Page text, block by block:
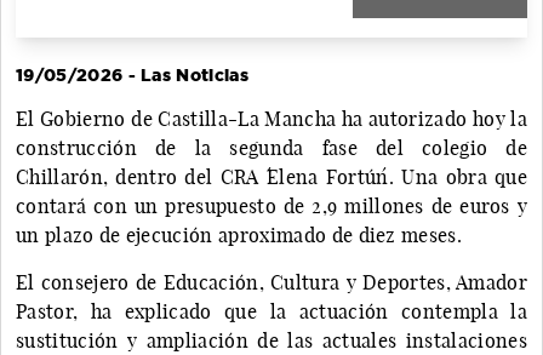
19/05/2026 - Las Noticias
El Gobierno de Castilla-La Mancha ha autorizado hoy la
construcción de la segunda fase del colegio de
Chillarón, dentro del CRA ´Elena Fortún´. Una obra que
contará con un presupuesto de 2,9 millones de euros y
un plazo de ejecución aproximado de diez meses.
El consejero de Educación, Cultura y Deportes, Amador
Pastor, ha explicado que la actuación contempla la
sustitución y ampliación de las actuales instalaciones